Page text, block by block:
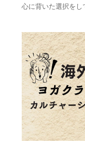
心に背いた選択をし